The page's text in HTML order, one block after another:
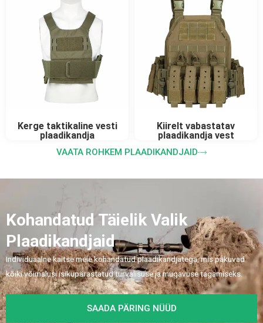
Kerge taktikaline vesti
plaadikandja
Kiirelt vabastatav
plaadikandja vest
VAATA ROHKEM PLAADIKANDJAID
Kohandatud Täielik Valik
Plaadikandjaid
Individuaalne kaitse meie kohandatud plaadikandjatega, mis pakuvad
kõiki võimalusi isikupärastatud turvalisuse ja mugavuse tagamiseks.
SAADA PÄRING NÜÜD